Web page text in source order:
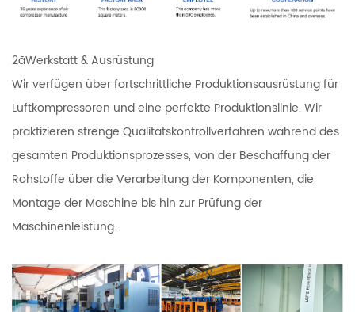
2ãWerkstatt & Ausrüstung
Wir verfügen über fortschrittliche Produktionsausrüstung für
Luftkompressoren und eine perfekte Produktionslinie. Wir
praktizieren strenge Qualitätskontrollverfahren während des
gesamten Produktionsprozesses, von der Beschaffung der
Rohstoffe über die Verarbeitung der Komponenten, die
Montage der Maschine bis hin zur Prüfung der
Maschinenleistung.